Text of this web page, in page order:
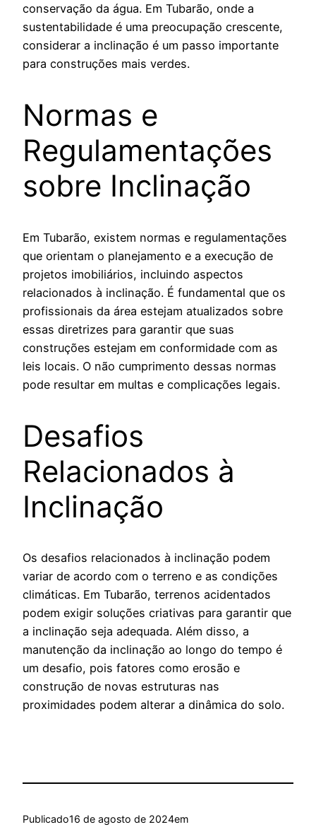
conservação da água. Em Tubarão, onde a
sustentabilidade é uma preocupação crescente,
considerar a inclinação é um passo importante
para construções mais verdes.
Normas e
Regulamentações
sobre Inclinação
Em Tubarão, existem normas e regulamentações
que orientam o planejamento e a execução de
projetos imobiliários, incluindo aspectos
relacionados à inclinação. É fundamental que os
profissionais da área estejam atualizados sobre
essas diretrizes para garantir que suas
construções estejam em conformidade com as
leis locais. O não cumprimento dessas normas
pode resultar em multas e complicações legais.
Desafios
Relacionados à
Inclinação
Os desafios relacionados à inclinação podem
variar de acordo com o terreno e as condições
climáticas. Em Tubarão, terrenos acidentados
podem exigir soluções criativas para garantir que
a inclinação seja adequada. Além disso, a
manutenção da inclinação ao longo do tempo é
um desafio, pois fatores como erosão e
construção de novas estruturas nas
proximidades podem alterar a dinâmica do solo.
Publicado16 de agosto de 2024em